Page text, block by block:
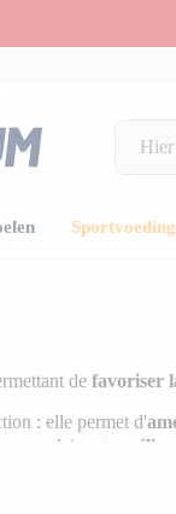
Sportvoeding
de favoriser
: elle permet d'
et